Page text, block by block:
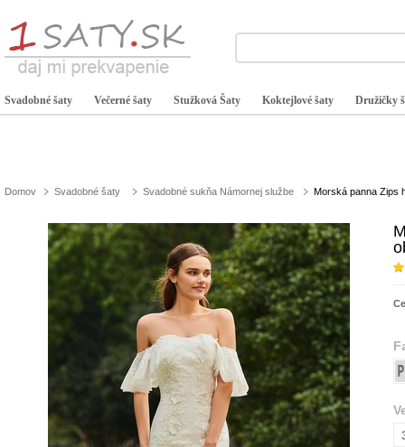
Svadobné šaty Večerné šaty Stužková Šaty Koktejlové šaty Družičky
Domov Svadobné šaty Svadobné sukňa Námornej službe Morská panna Zips